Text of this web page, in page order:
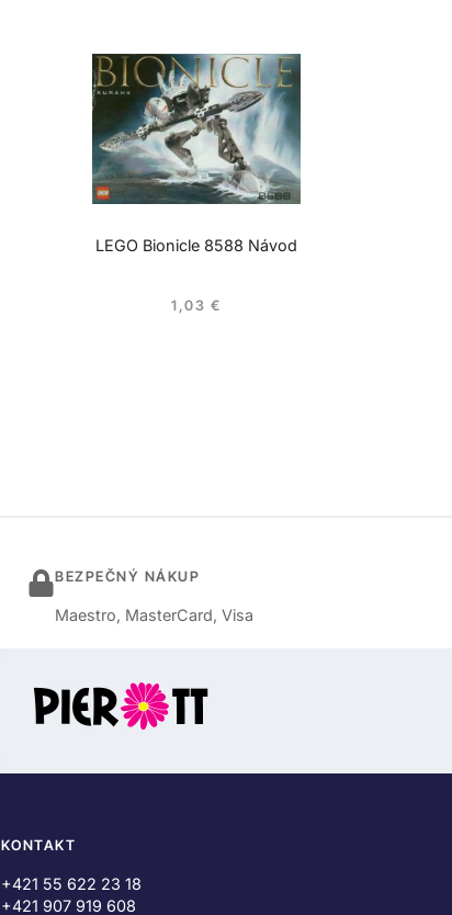
LEGO Bionicle 8588 Návod
1,03 €
BEZPEČNÝ NÁKUP
Maestro, MasterCard, Visa
KONTAKT
+421 55 622 23 18
+421 907 919 608